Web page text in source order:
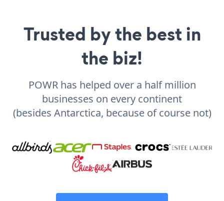
Trusted by the best in
the biz!
POWR has helped over a half million
businesses on every continent
(besides Antarctica, because of course not)